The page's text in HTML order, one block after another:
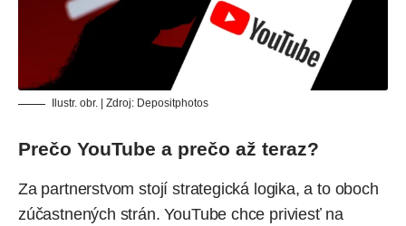
Ilustr. obr. | Zdroj: Depositphotos
Prečo YouTube a prečo až teraz?
Za partnerstvom stojí strategická logika, a to oboch
zúčastnených strán. YouTube chce priviesť na